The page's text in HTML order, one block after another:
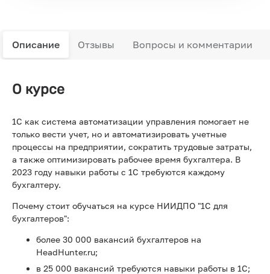
Описание Отзывы Вопросы и комментарии
О курсе
1С как система автоматизации управления помогает не
только вести учет, но и автоматизировать учетные
процессы на предприятии, сократить трудовые затраты,
а также оптимизировать рабочее время бухгалтера. В
2023 году навыки работы с 1С требуются каждому
бухгалтеру.
Почему стоит обучаться на курсе НИИДПО "1С для
бухгалтеров":
более 30 000 вакансий бухгалтеров на
HeadHunter.ru;
в 25 000 вакансий требуются навыки работы в 1С;